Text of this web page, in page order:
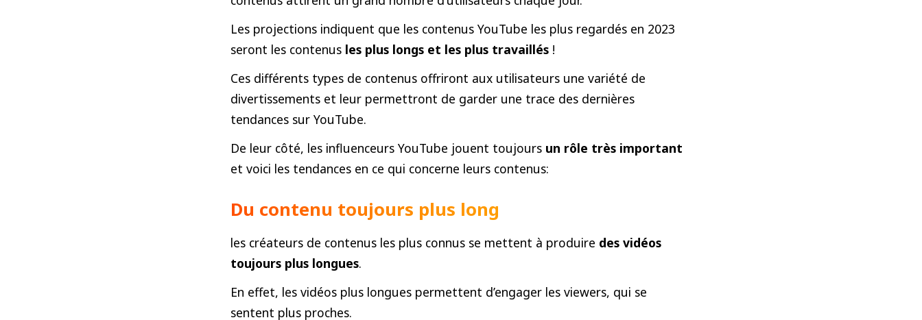
Les projections indiquent que les contenus YouTube les plus regardés en 2023
seront les contenus les plus longs et les plus travaillés !
Ces différents types de contenus offriront aux utilisateurs une variété de
divertissements et leur permettront de garder une trace des dernières
tendances sur YouTube.
De leur côté, les influenceurs YouTube jouent toujours un rôle très important
et voici les tendances en ce qui concerne leurs contenus:
Du contenu toujours plus long
les créateurs de contenus les plus connus se mettent à produire des vidéos
toujours plus longues.
En effet, les vidéos plus longues permettent d’engager les viewers, qui se
sentent plus proches.